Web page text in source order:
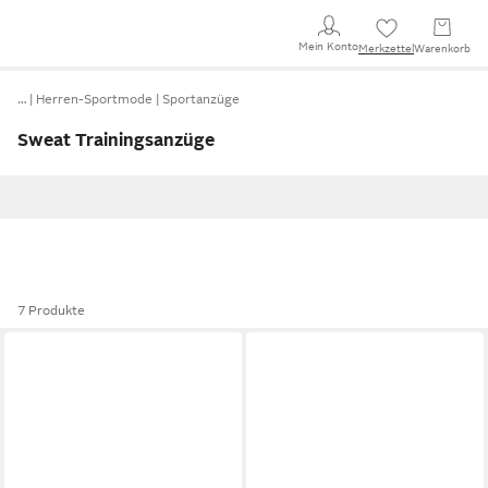
Mein KontoMerkzettel Warenkorb
… Herren-Sportmode Sportanzüge
Sweat Trainingsanzüge
7 Produkte